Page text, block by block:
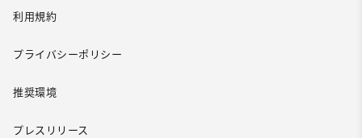
利用規約
プライバシーポリシー
推奨環境
プレスリリース